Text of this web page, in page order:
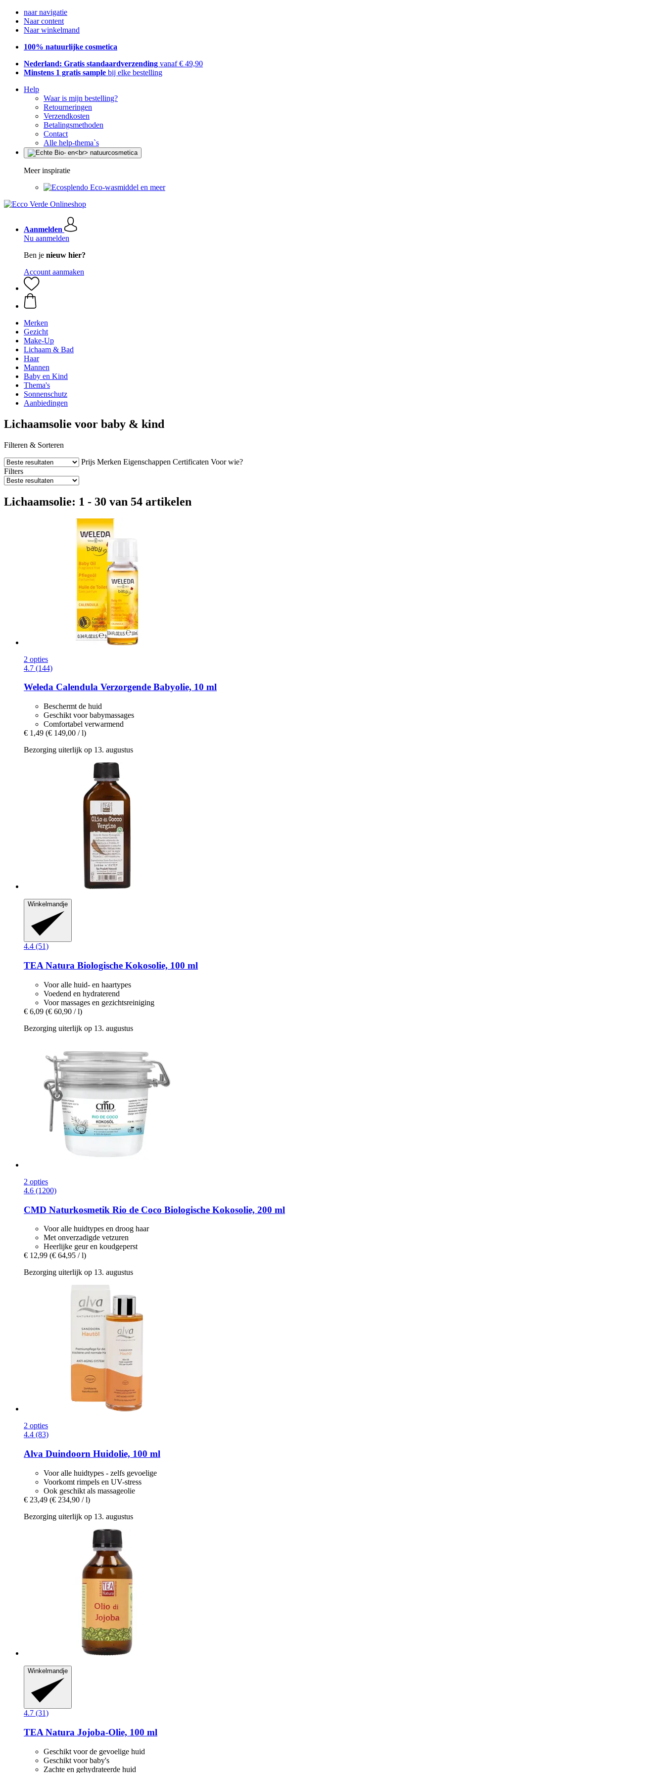
naar navigatie
Naar content
Naar winkelmand
100% natuurlijke cosmetica
Nederland: Gratis standaardverzending vanaf € 49,90
Minstens 1 gratis sample bij elke bestelling
Help
Waar is mijn bestelling?
Retourneringen
Verzendkosten
Betalingsmethoden
Contact
Alle help-thema`s
Meer inspiratie
Eco-wasmiddel en meer
Aanmelden
Nu aanmelden
Ben je nieuw hier?
Account aanmaken
Merken
Gezicht
Make-Up
Lichaam & Bad
Haar
Mannen
Baby en Kind
Thema's
Sonnenschutz
Aanbiedingen
Lichaamsolie voor baby & kind
Filteren & Sorteren
Prijs Merken Eigenschappen Certificaten Voor wie?
Filters
Lichaamsolie: 1 - 30 van 54 artikelen
2 opties
4.7 (144)
Weleda Calendula Verzorgende Babyolie, 10 ml
Beschermt de huid
Geschikt voor babymassages
Comfortabel verwarmend
€ 1,49 (€ 149,00 / l)
Bezorging uiterlijk op 13. augustus
Winkelmandje
4.4 (51)
TEA Natura Biologische Kokosolie, 100 ml
Voor alle huid- en haartypes
Voedend en hydraterend
Voor massages en gezichtsreiniging
€ 6,09 (€ 60,90 / l)
Bezorging uiterlijk op 13. augustus
2 opties
4.6 (1200)
CMD Naturkosmetik Rio de Coco Biologische Kokosolie, 200 ml
Voor alle huidtypes en droog haar
Met onverzadigde vetzuren
Heerlijke geur en koudgeperst
€ 12,99 (€ 64,95 / l)
Bezorging uiterlijk op 13. augustus
2 opties
4.4 (83)
Alva Duindoorn Huidolie, 100 ml
Voor alle huidtypes - zelfs gevoelige
Voorkomt rimpels en UV-stress
Ook geschikt als massageolie
€ 23,49 (€ 234,90 / l)
Bezorging uiterlijk op 13. augustus
Winkelmandje
4.7 (31)
TEA Natura Jojoba-​Olie, 100 ml
Geschikt voor de gevoelige huid
Geschikt voor baby's
Zachte en gehydrateerde huid